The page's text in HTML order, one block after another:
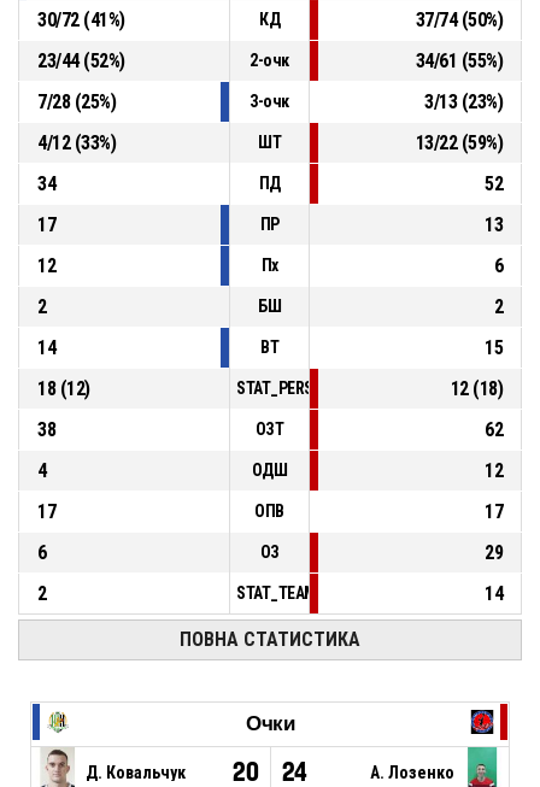
4, Р. Михайлів , вийшов на майданчик Фол4 00:56
підбирання у захисті Фол4 00:56
30/72(41%) КД 37/74(50%)
23/44(52%) 2-очк 34/61 (55%)
7/28(25%) 3-очк 3/13(23%)
4/12(33%) ШТ 13/22(59%)
34
ПД
52
17
ПР
13
12
Пх
6
2
БШ
2
14
ВТ
15
18(12) 12(18)
38
ОЗТ
62
4
ОДШ
12
17
ОПВ
17
6
ОЗ
29
2
14
ПОВНА СТАТИСТИКА
Очки
Д. Ковальчук 20 24 А. Лозенко